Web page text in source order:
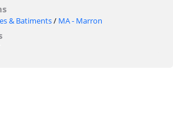
& Batiments/ MA - Marron